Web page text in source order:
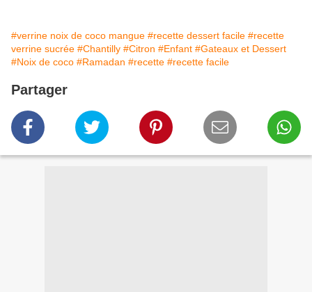
#verrine noix de coco mangue #recette dessert facile #recette
verrine sucrée #Chantilly #Citron #Enfant #Gateaux et Dessert
#Noix de coco #Ramadan #recette #recette facile
Partager